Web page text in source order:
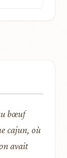
bœuf
cajun, où
avait